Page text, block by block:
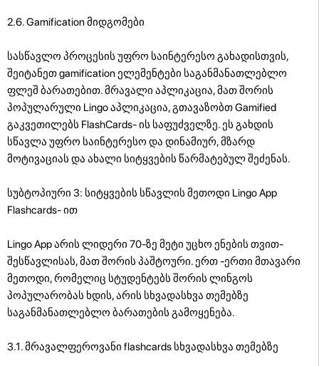
2.6. Gamification მიდგომები
სასწავლო პროცესის უფრო საინტერესო გახადისთვის,
შეიტანეთ gamification ელემენტები საგანმანათლებლო
ფლეშ ბარათებით. მრავალი აპლიკაცია, მათ შორის
პოპულარული Lingo აპლიკაცია, გთავაზობთ Gamified
გაკვეთილებს FlashCards- ის საფუძველზე. ეს გახდის
სწავლა უფრო საინტერესო და დინამიურ, მზარდ
მოტივაციას და ახალი სიტყვების წარმატებულ შეძენას.
სუბტოპიური 3: სიტყვების სწავლის მეთოდი Lingo App
Flashcards- ით
Lingo App არის ლიდერი 70-ზე მეტი უცხო ენების თვით-
შესწავლისას, მათ შორის პაშტოური. ერთ -ერთი მთავარი
მეთოდი, რომელიც სტუდენტებს შორის ლინგოს
პოპულარობას ხდის, არის სხვადასხვა თემებზე
საგანმანათლებლო ბარათების გამოყენება.
3.1. მრავალფეროვანი flashcards სხვადასხვა თემებზე